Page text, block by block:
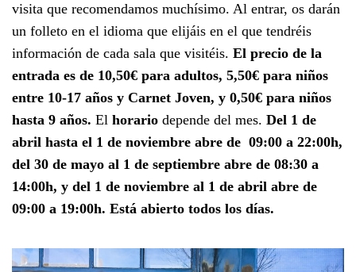
visita que recomendamos muchísimo. Al entrar, os darán
un folleto en el idioma que elijáis en el que tendréis
información de cada sala que visitéis. El precio de la
entrada es de 10,50€ para adultos, 5,50€ para niños
entre 10-17 años y Carnet Joven, y 0,50€ para niños
hasta 9 años. El horario depende del mes. Del 1 de
abril hasta el 1 de noviembre abre de 09:00 a 22:00h,
del 30 de mayo al 1 de septiembre abre de 08:30 a
14:00h, y del 1 de noviembre al 1 de abril abre de
09:00 a 19:00h. Está abierto todos los días.